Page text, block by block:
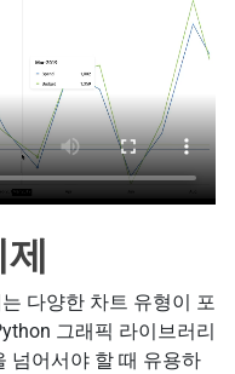
다양한 차트 유형이 포
그래픽 라이브러리
넘어서야 할 때 유용하